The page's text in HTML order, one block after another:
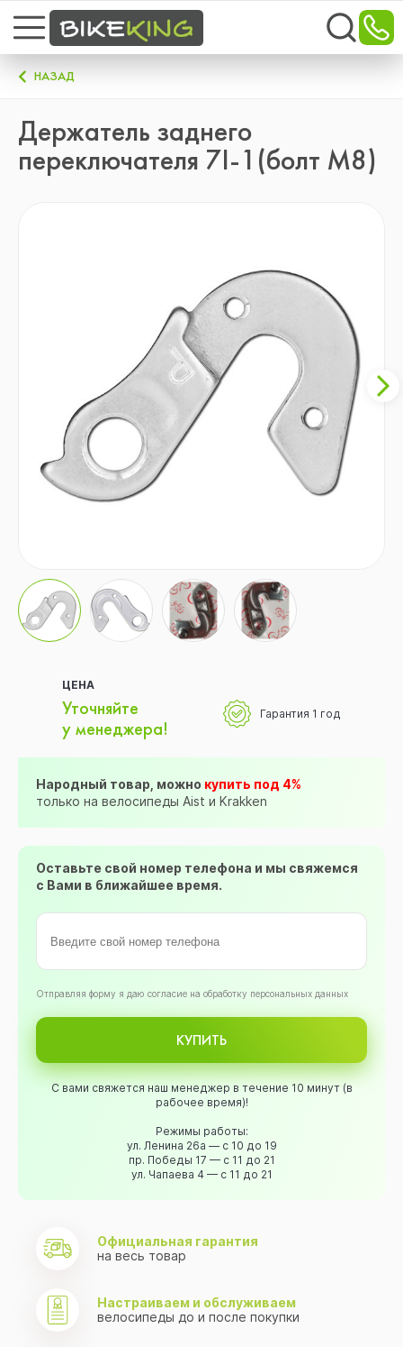
НАЗАД
Держатель заднего
переключателя 7I-1(болт M8)
ЦЕНА
Уточняйте
у менеджера!
Гарантия 1 год
Народный товар, можно купить под 4%
только на велосипеды Aist и Krakken
Оставьте свой номер телефона и мы свяжемся
с Вами в ближайшее время.
Oтправляя форму я даю согласие на обработку персональных данных
КУПИТЬ
С вами свяжется наш менеджер в течение 10 минут (в
рабочее время)!
Режимы работы:
ул. Ленина 26а — с 10 до 19
пр. Победы 17 — с 11 до 21
ул. Чапаева 4 — с 11 до 21
Официальная гарантия
на весь товар
Настраиваем и обслуживаем
велосипеды до и после покупки